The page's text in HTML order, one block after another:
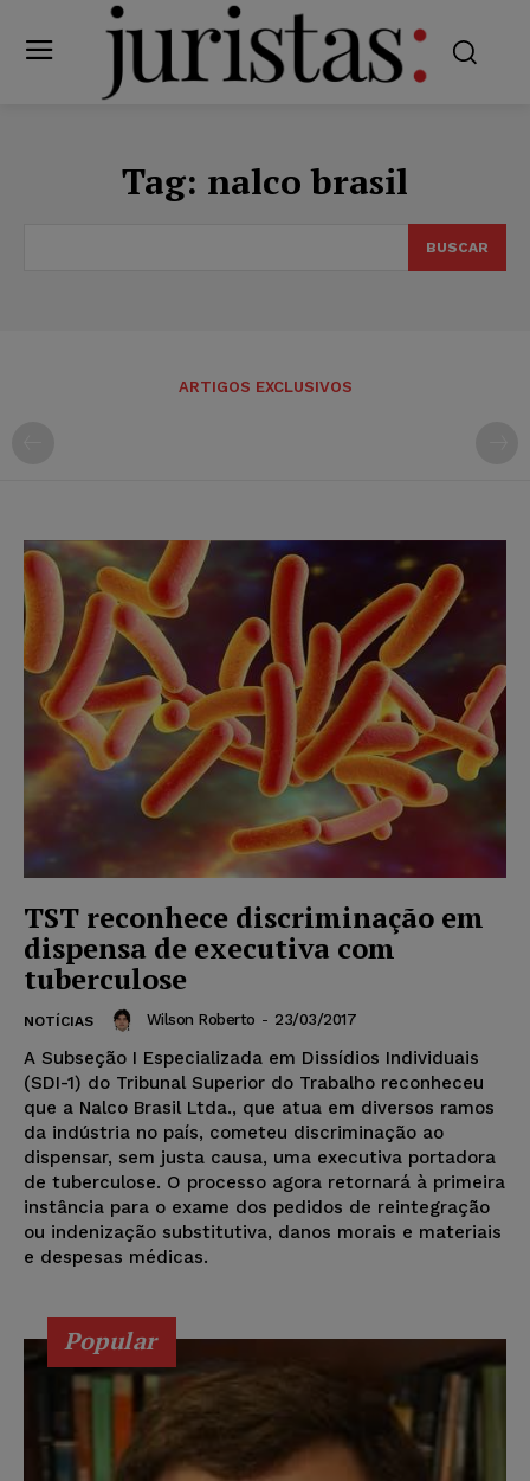
Tag: nalco brasil
BUSCAR
ARTIGOS EXCLUSIVOS
TST reconhece discriminação em
dispensa de executiva com
tuberculose
NOTÍCIAS Wilson Roberto - 23/03/2017
A Subseção I Especializada em Dissídios Individuais
(SDI-1) do Tribunal Superior do Trabalho reconheceu
que a Nalco Brasil Ltda., que atua em diversos ramos
da indústria no país, cometeu discriminação ao
dispensar, sem justa causa, uma executiva portadora
de tuberculose. O processo agora retornará à primeira
instância para o exame dos pedidos de reintegração
ou indenização substitutiva, danos morais e materiais
e despesas médicas.
Popular